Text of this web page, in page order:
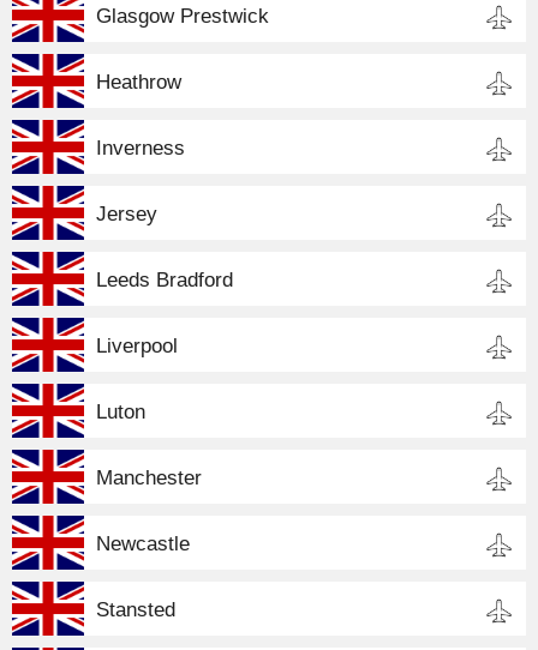
Glasgow Prestwick
Heathrow
Inverness
Jersey
Leeds Bradford
Liverpool
Luton
Manchester
Newcastle
Stansted